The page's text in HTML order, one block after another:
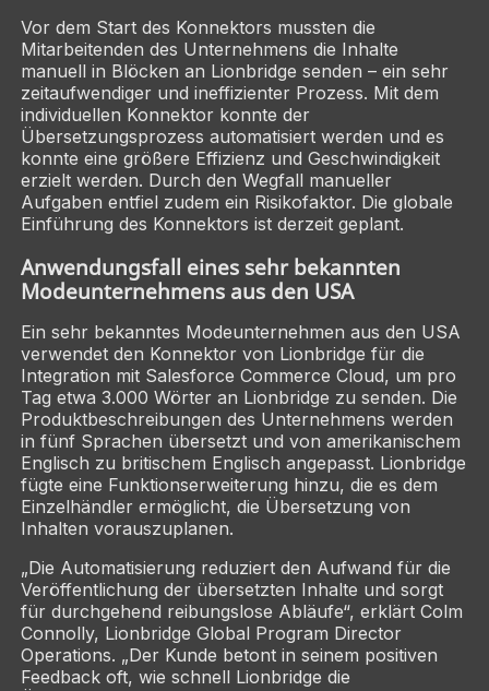
Vor dem Start des Konnektors mussten die
Mitarbeitenden des Unternehmens die Inhalte
manuell in Blöcken an Lionbridge senden – ein sehr
zeitaufwendiger und ineffizienter Prozess. Mit dem
individuellen Konnektor konnte der
Übersetzungsprozess automatisiert werden und es
konnte eine größere Effizienz und Geschwindigkeit
erzielt werden. Durch den Wegfall manueller
Aufgaben entfiel zudem ein Risikofaktor. Die globale
Einführung des Konnektors ist derzeit geplant.
Anwendungsfall eines sehr bekannten
Modeunternehmens aus den USA
Ein sehr bekanntes Modeunternehmen aus den USA
verwendet den Konnektor von Lionbridge für die
Integration mit Salesforce Commerce Cloud, um pro
Tag etwa 3.000 Wörter an Lionbridge zu senden. Die
Produktbeschreibungen des Unternehmens werden
in fünf Sprachen übersetzt und von amerikanischem
Englisch zu britischem Englisch angepasst. Lionbridge
fügte eine Funktionserweiterung hinzu, die es dem
Einzelhändler ermöglicht, die Übersetzung von
Inhalten vorauszuplanen.
„Die Automatisierung reduziert den Aufwand für die
Veröffentlichung der übersetzten Inhalte und sorgt
für durchgehend reibungslose Abläufe“, erklärt Colm
Connolly, Lionbridge Global Program Director
Operations. „Der Kunde betont in seinem positiven
Feedback oft, wie schnell Lionbridge die